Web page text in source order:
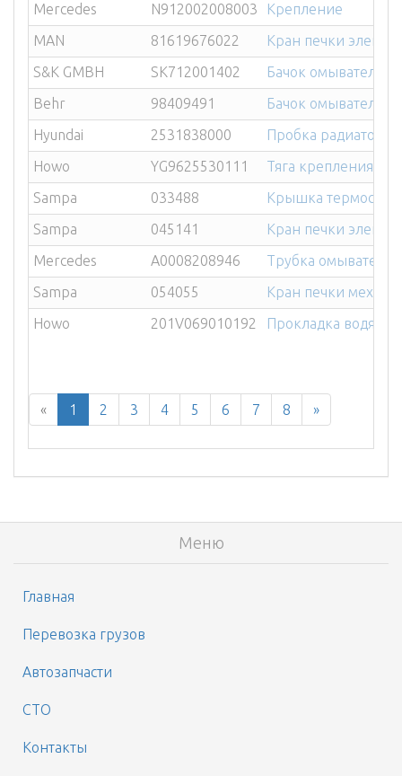
Mercedes
N912002008003
Крепление
MAN
81619676022
Кран печки
S&K GMBH
SK712001402
Бачок омывателя
Behr
98409491
Бачок омывателя
Hyundai
2531838000
Пробка радиатора
Howo
YG9625530111
Тяга крепления
Sampa
033488
Крышка
Sampa
045141
Кран печки
Mercedes
A0008208946
Трубка омывателя
Sampa
054055
Кран печки
Howo
201V069010192 Прокладка
« 1 2 3 4 5 6 7 8 »
Меню
Главная
Перевозка грузов
Автозапчасти
СТО
Контакты